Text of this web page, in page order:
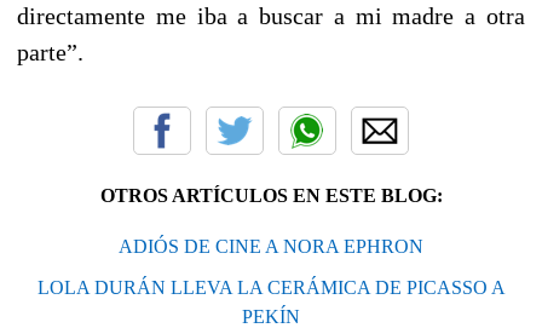
directamente me iba a buscar a mi madre a otra
parte”.
OTROS ARTÍCULOS EN ESTE BLOG:
ADIÓS DE CINE A NORA EPHRON
LOLA DURÁN LLEVA LA CERÁMICA DE PICASSO A
PEKÍN